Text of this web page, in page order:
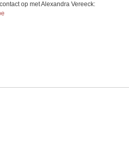
op met Alexandra Vereeck: